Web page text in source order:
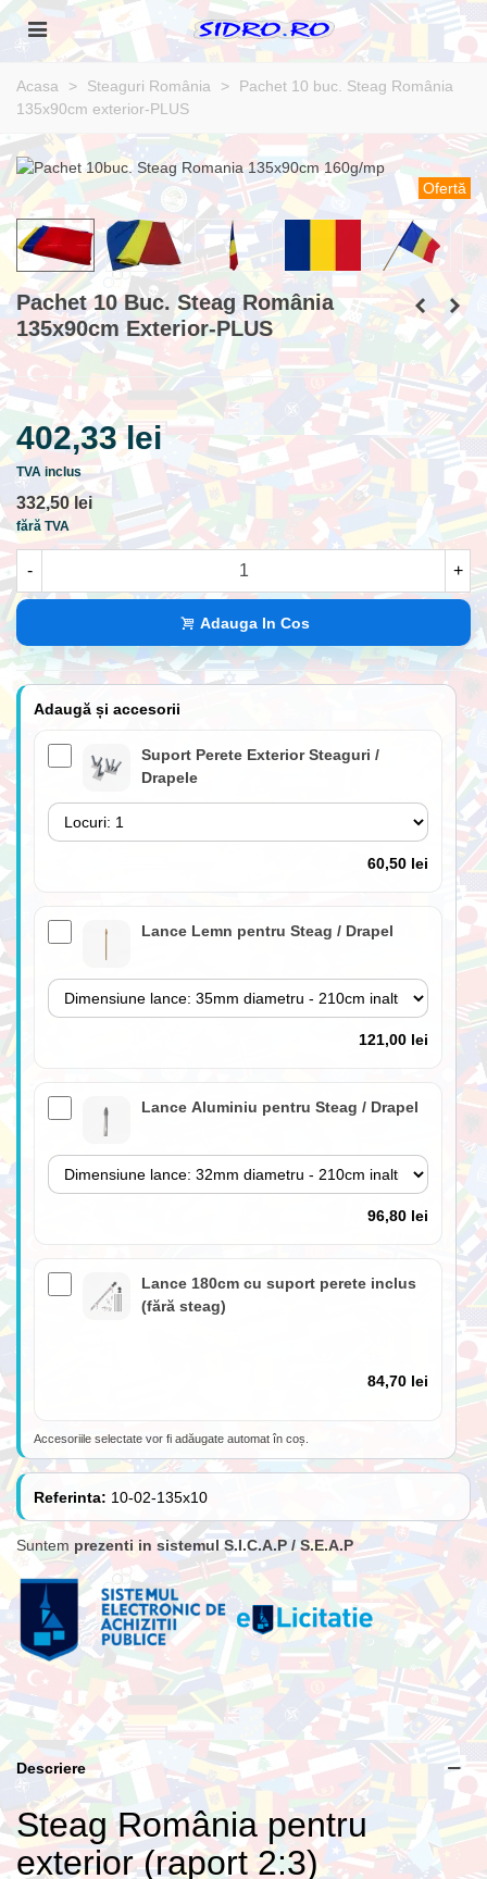
Acasa > Steaguri România >
Pachet 10 buc. Steag România
135x90cm exterior-PLUS
Ofertă
Pachet 10 Buc. Steag România
135x90cm Exterior-PLUS
402,33 lei
TVA inclus
332,50 lei
fără TVA
- +
Adauga In Cos
Adaugă și accesorii
Suport Perete Exterior Steaguri /
Drapele
60,50 lei
Lance Lemn pentru Steag / Drapel
121,00 lei
Lance Aluminiu pentru Steag / Drapel
96,80 lei
Lance 180cm cu suport perete inclus
(fără steag)
84,70 lei
Accesoriile selectate vor fi adăugate automat în coș.
Referinta: 10-02-135x10
Suntem prezenti in sistemul S.I.C.A.P / S.E.A.P
Descriere
Steag România pentru
exterior (raport 2:3)